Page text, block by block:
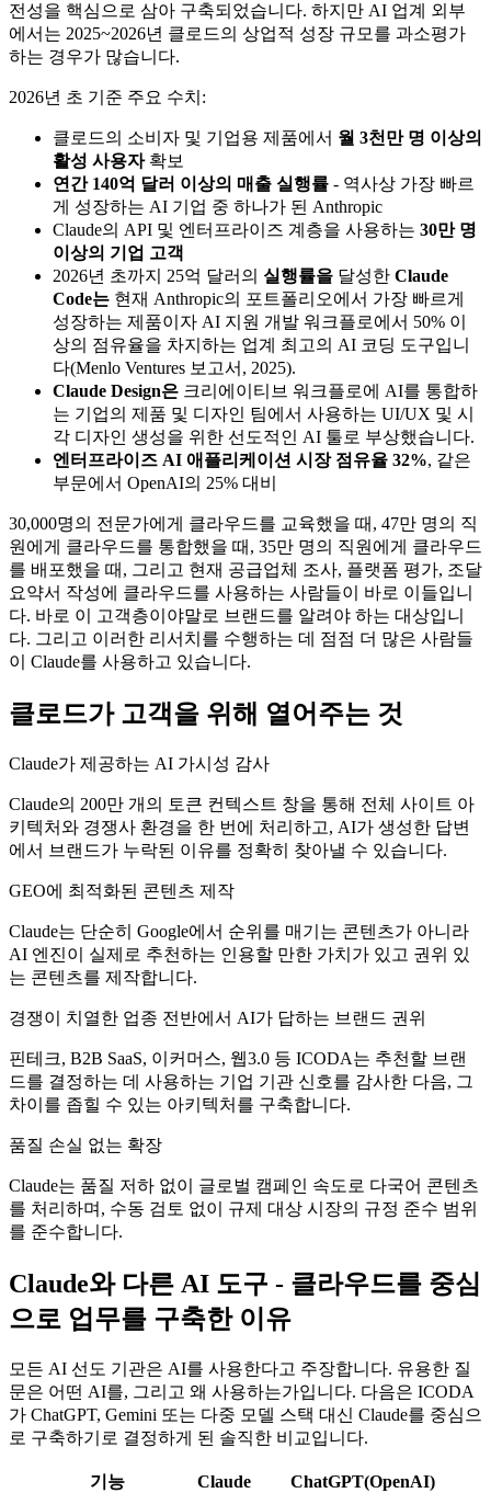
전성을 핵심으로 삼아 구축되었습니다. 하지만 AI 업계 외부
에서는 2025~2026년 클로드의 상업적 성장 규모를 과소평가
하는 경우가 많습니다.
2026년 초 기준 주요 수치:
클로드의 소비자 및 기업용 제품에서 월 3천만 명 이상의
활성 사용자확보
연간 140억 달러 이상의 매출 실행률 - 역사상 가장 빠르
게 성장하는 AI 기업 중 하나가 된 Anthropic
Claude의 API 및 엔터프라이즈 계층을 사용하는 30만 명
이상의 기업 고객
2026년 초까지 25억 달러의 실행률을 달성한 Claude
Code는 현재 Anthropic의 포트폴리오에서 가장 빠르게
성장하는 제품이자 AI 지원 개발 워크플로에서 50% 이
상의 점유율을 차지하는 업계 최고의 AI 코딩 도구입니
다(Menlo Ventures 보고서, 2025).
Claude Design은 크리에이티브 워크플로에 AI를 통합하
는 기업의 제품 및 디자인 팀에서 사용하는 UI/UX 및 시
각 디자인 생성을 위한 선도적인 AI 툴로 부상했습니다.
엔터프라이즈 AI 애플리케이션 시장 점유율 32%, 같은
부문에서 OpenAI의 25% 대비
30,000명의 전문가에게 클라우드를 교육했을 때, 47만 명의 직
원에게 클라우드를 통합했을 때, 35만 명의 직원에게 클라우드
를 배포했을 때, 그리고 현재 공급업체 조사, 플랫폼 평가, 조달
요약서 작성에 클라우드를 사용하는 사람들이 바로 이들입니
다. 바로 이 고객층이야말로 브랜드를 알려야 하는 대상입니
다. 그리고 이러한 리서치를 수행하는 데 점점 더 많은 사람들
이 Claude를 사용하고 있습니다.
클로드가 고객을 위해 열어주는 것
Claude가 제공하는 AI 가시성 감사
Claude의 200만 개의 토큰 컨텍스트 창을 통해 전체 사이트 아
키텍처와 경쟁사 환경을 한 번에 처리하고, AI가 생성한 답변
에서 브랜드가 누락된 이유를 정확히 찾아낼 수 있습니다.
GEO에 최적화된 콘텐츠 제작
Claude는 단순히 Google에서 순위를 매기는 콘텐츠가 아니라
AI 엔진이 실제로 추천하는 인용할 만한 가치가 있고 권위 있
는 콘텐츠를 제작합니다.
경쟁이 치열한 업종 전반에서 AI가 답하는 브랜드 권위
핀테크, B2B SaaS, 이커머스, 웹3.0 등 ICODA는 추천할 브랜
드를 결정하는 데 사용하는 기업 기관 신호를 감사한 다음, 그
차이를 좁힐 수 있는 아키텍처를 구축합니다.
품질 손실 없는 확장
Claude는 품질 저하 없이 글로벌 캠페인 속도로 다국어 콘텐츠
를 처리하며, 수동 검토 없이 규제 대상 시장의 규정 준수 범위
를 준수합니다.
Claude와 다른 AI 도구 - 클라우드를 중심
으로 업무를 구축한 이유
모든 AI 선도 기관은 AI를 사용한다고 주장합니다. 유용한 질
문은 어떤 AI를, 그리고 왜 사용하는가입니다. 다음은 ICODA
가 ChatGPT, Gemini 또는 다중 모델 스택 대신 Claude를 중심으
로 구축하기로 결정하게 된 솔직한 비교입니다.
기능 Claude
ChatGPT(OpenAI)